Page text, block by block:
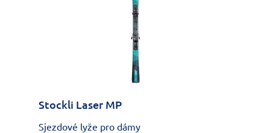
Stockli Laser MP
Sjezdové lyže pro dámy